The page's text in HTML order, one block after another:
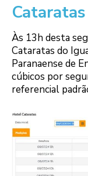
Às 13h desta
Cataratas do
Paranaense de
cúbicos por
referencial